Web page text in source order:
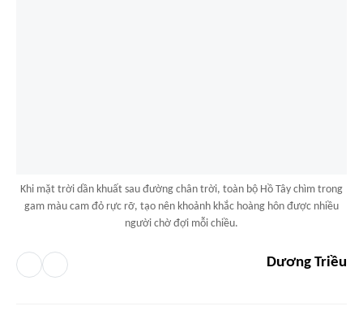
Khi mặt trời dần khuất sau đường chân trời, toàn bộ Hồ Tây chìm trong
gam màu cam đỏ rực rỡ, tạo nên khoảnh khắc hoàng hôn được nhiều
người chờ đợi mỗi chiều.
Dương Triều